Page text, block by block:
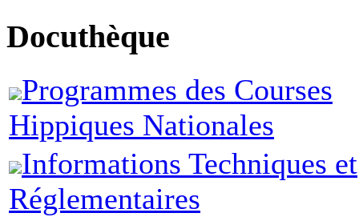
Docuthèque
Programmes des Courses
Hippiques Nationales
Informations Techniques et
Réglementaires